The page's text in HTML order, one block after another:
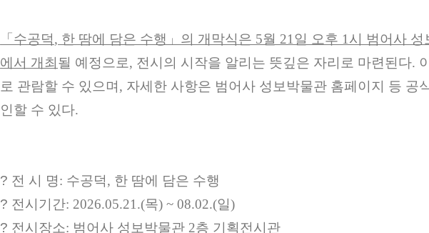
「 수공덕, 한 땀에 담은 수행 」 의 개막식은 5월 21 일 오후 1 시 범어사 성
에서 개최 될 예정으로, 전시의 시작을 알리는 뜻깊은 자리로 마련된다.
로 관람할 수 있으며 , 자세한 사항은 범어사 성보박물관 홈페이지 등 공
인할 수 있다.
? 전 시 명: 수공덕, 한 땀에 담은 수행
? 전시기간: 2026.05.21.(목) ~ 08.02.(일)
? 전시장소: 범어사 성보박물관 2층 기획전시관